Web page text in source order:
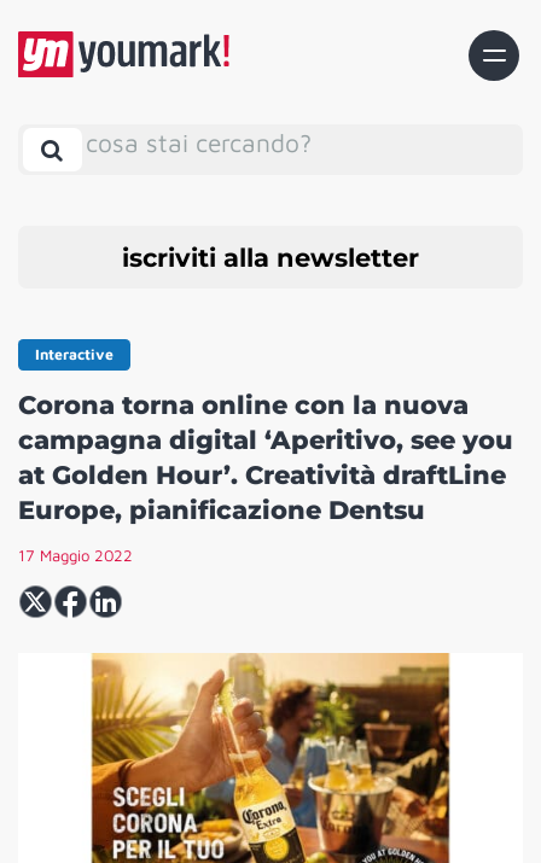
cosa stai cercando?
iscriviti alla newsletter
Interactive
Corona torna online con la nuova
campagna digital ‘Aperitivo, see you
at Golden Hour’. Creatività draftLine
Europe, pianificazione Dentsu
17 Maggio 2022